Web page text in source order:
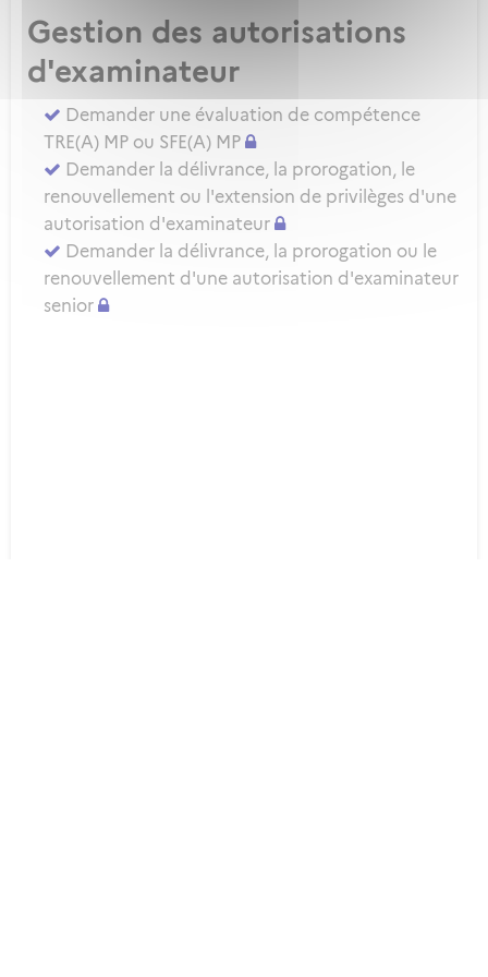
Gestion des autorisations
d'examinateur
Demander une évaluation de compétence
TRE(A) MP ou SFE(A) MP
Demander la délivrance, la prorogation, le
renouvellement ou l'extension de privilèges d'une
autorisation d'examinateur
Demander la délivrance, la prorogation ou le
renouvellement d'une autorisation d'examinateur
senior